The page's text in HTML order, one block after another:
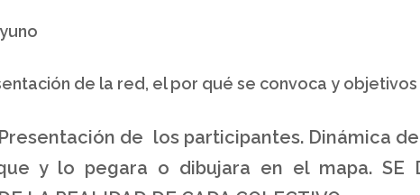
de la red, el por qué se convoca y
Presentación de los participantes. Dinámica
y lo pegara o dibujara en el mapa. SE